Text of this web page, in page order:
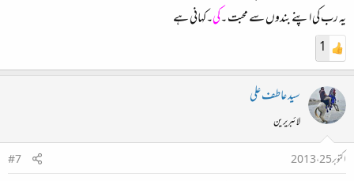
یہ رب کی اپنے بندوں سے محبت ۔کی۔کہانی ہے
1
سید عاطف علی
لائبریرین
اکتوبر 25، 2013
#7